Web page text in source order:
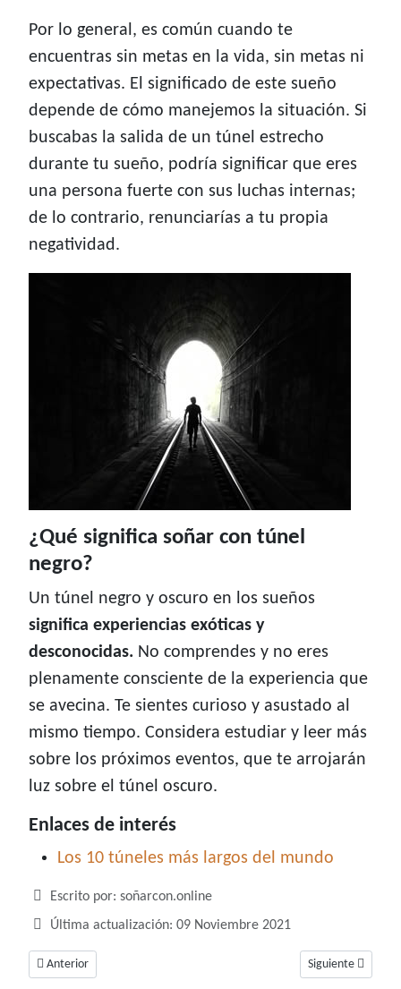
Por lo general, es común cuando te
encuentras sin metas en la vida, sin metas ni
expectativas. El significado de este sueño
depende de cómo manejemos la situación. Si
buscabas la salida de un túnel estrecho
durante tu sueño, podría significar que eres
una persona fuerte con sus luchas internas;
de lo contrario, renunciarías a tu propia
negatividad.
¿Qué significa soñar con túnel
negro?
Un túnel negro y oscuro en los sueños
significa experiencias exóticas y
desconocidas. No comprendes y no eres
plenamente consciente de la experiencia que
se avecina. Te sientes curioso y asustado al
mismo tiempo. Considera estudiar y leer más
sobre los próximos eventos, que te arrojarán
luz sobre el túnel oscuro.
Enlaces de interés
Los 10 túneles más largos del mundo
Detalles
Escrito por: soñarcon.online
Última actualización: 09 Noviembre 2021
Artículo anterior: Soñar con tierra suelta, uno de los cuatro elementos
Anterior Artículo siguiente:
Siguiente